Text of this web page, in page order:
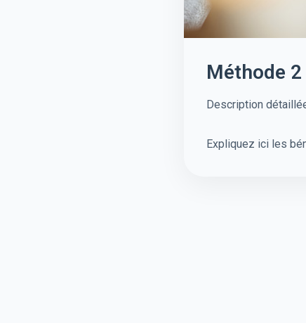
Méthode 2
Description
Expliquez ici les